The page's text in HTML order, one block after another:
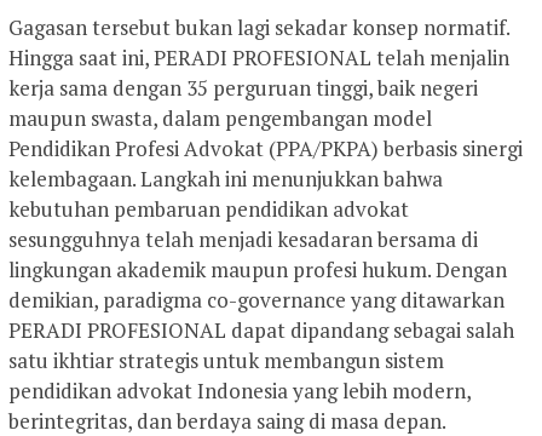
Gagasan tersebut bukan lagi sekadar konsep normatif.
Hingga saat ini, PERADI PROFESIONAL telah menjalin
kerja sama dengan 35 perguruan tinggi, baik negeri
maupun swasta, dalam pengembangan model
Pendidikan Profesi Advokat (PPA/PKPA) berbasis sinergi
kelembagaan. Langkah ini menunjukkan bahwa
kebutuhan pembaruan pendidikan advokat
sesungguhnya telah menjadi kesadaran bersama di
lingkungan akademik maupun profesi hukum. Dengan
demikian, paradigma co-governance yang ditawarkan
PERADI PROFESIONAL dapat dipandang sebagai salah
satu ikhtiar strategis untuk membangun sistem
pendidikan advokat Indonesia yang lebih modern,
berintegritas, dan berdaya saing di masa depan.